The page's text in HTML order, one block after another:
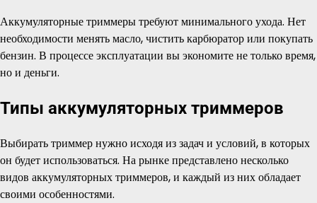
Аккумуляторные триммеры требуют минимального ухода. Нет
необходимости менять масло, чистить карбюратор или покупать
бензин. В процессе эксплуатации вы экономите не только время,
но и деньги.
Типы аккумуляторных триммеров
Выбирать триммер нужно исходя из задач и условий, в которых
он будет использоваться. На рынке представлено несколько
видов аккумуляторных триммеров, и каждый из них обладает
своими особенностями.